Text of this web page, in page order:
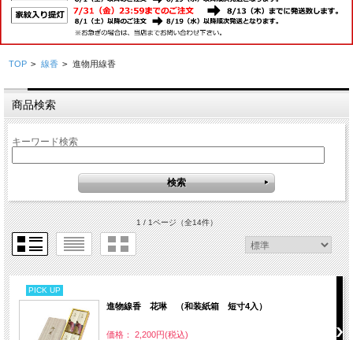
TOP > 線香 > 進物用線香
商品検索
キーワード検索
1 / 1ページ（全14件）
PICK UP
進物線香 花琳 （和装紙箱 短寸4入）
価格： 2,200円(税込)